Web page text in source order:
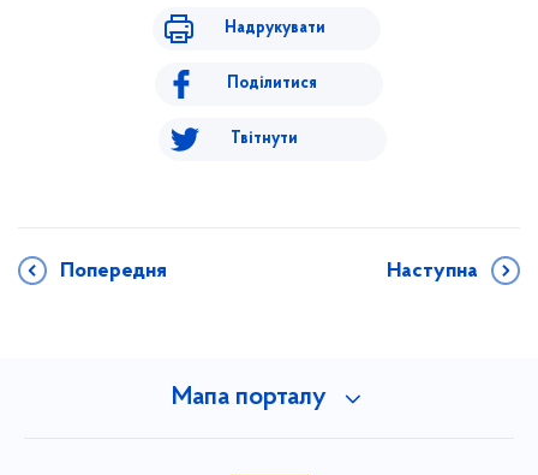
Надрукувати
Поділитися
Твітнути
Попередня Наступна
Мапа порталу